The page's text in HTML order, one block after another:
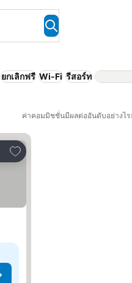
ยกเลิกฟรี Wi-Fi รีสอร์ท
ค่าคอมมิชชั่นมีผลต่ออันดับอย่างไร
เพิ่มในรายการโปรด